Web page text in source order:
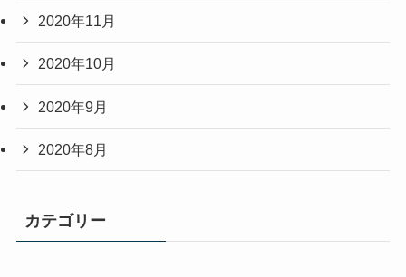
2020年11月
2020年10月
2020年9月
2020年8月
カテゴリー